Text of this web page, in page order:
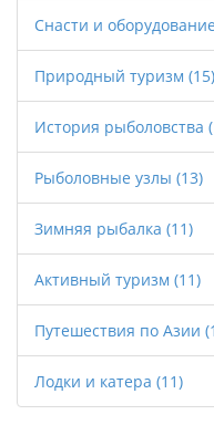
Снасти и оборудование
Природный туризм (15)
История рыболовства
Рыболовные узлы (13)
Зимняя рыбалка (11)
Активный туризм (11)
Путешествия по Азии
Лодки и катера (11)